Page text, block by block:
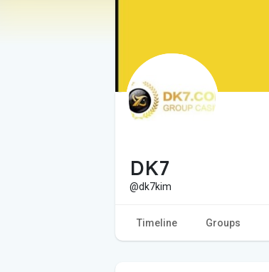
DK7
@dk7kim
Timeline Groups